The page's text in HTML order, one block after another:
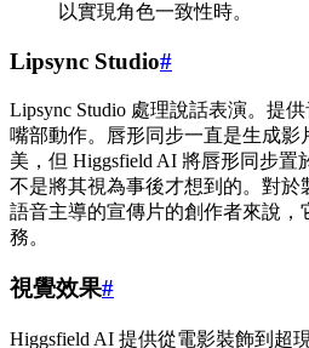
以實現角色一致性時。
Lipsync Studio#
Lipsync Studio 處理說話表演。提
嘴部動作。唇形同步一直是生成
美，但 Higgsfield AI 將唇形同步
不是將其視為事後才想到的。對
語音主導的宣傳片的創作者來說
務。
視覺效果#
Higgsfield AI 提供從電影裝飾到超